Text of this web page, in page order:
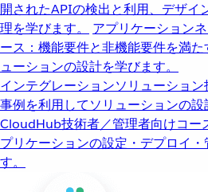
開されたAPIの検出と利用、デザイ
理を学びます。
アプリケーション
ース：機能要件と非機能要件を満
ューションの設計を学びます。
インテグレーションソリューション
事例を利用してソリューションの設
CloudHub技術者／管理者向けコ
プリケーションの設定・デプロイ
す。